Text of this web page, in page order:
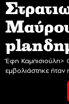
Έφη Καμπισιούλη>
εμβολιάστηκε ήταν